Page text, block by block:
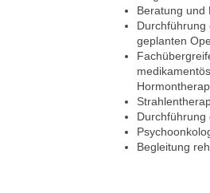
Beratung und
geplanten
Begleitung